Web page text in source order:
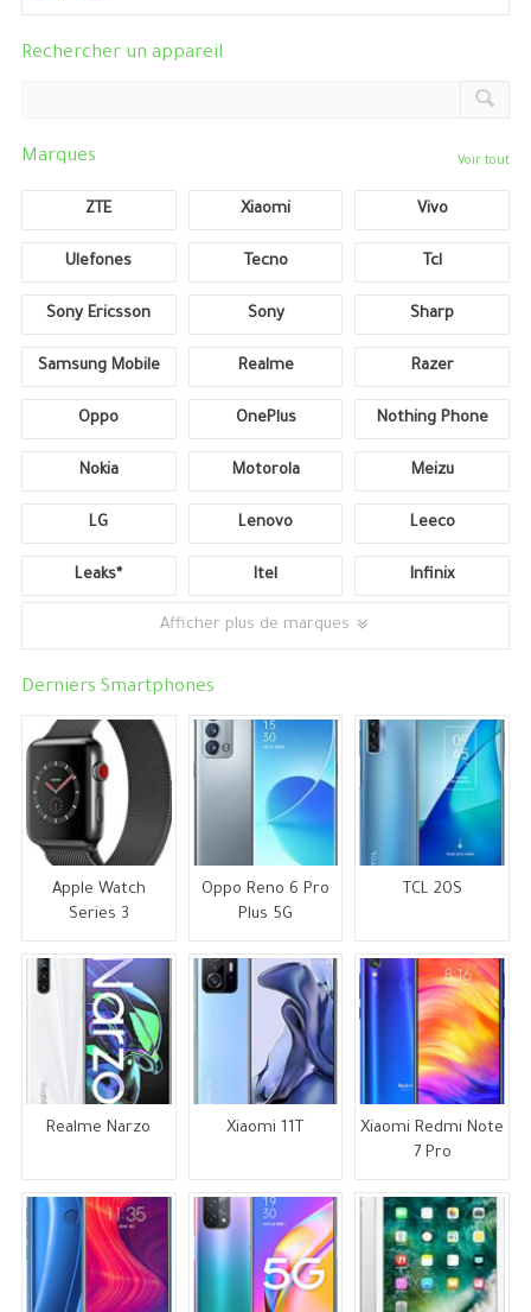
Rechercher un appareil
Marques Voir tout
ZTE Xiaomi Vivo
Ulefones Tecno Tcl
Sony Ericsson Sony Sharp
Samsung Mobile Realme Razer
Oppo OnePlus Nothing Phone
Nokia Motorola Meizu
LG Lenovo Leeco
Leaks* Itel Infinix
Afficher plus de marques
Derniers Smartphones
Apple Watch
Series 3
Oppo Reno 6 Pro
Plus 5G
TCL 20S
Realme Narzo Xiaomi 11T
Xiaomi Redmi Note
7 Pro